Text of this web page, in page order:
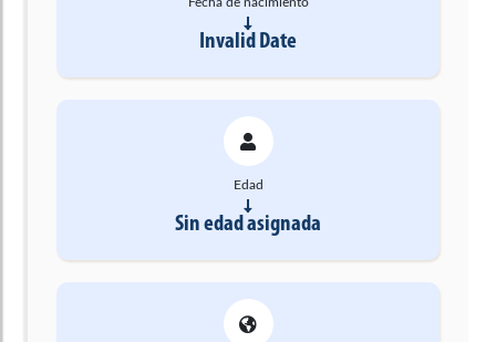
Invalid Date
Edad
Sin edad asignada